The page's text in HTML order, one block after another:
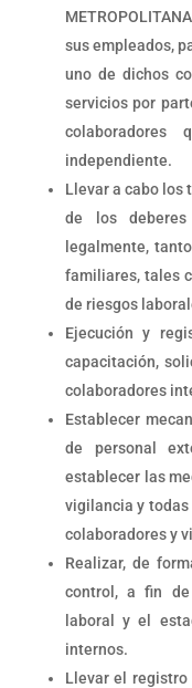
sus empleados,
uno de dichos
servicios por
colaboradores
independiente.
Llevar a cabo los
de los
legalmente,
familiares, tales
de riesgos
Ejecución y
capacitación,
colaboradores
Establecer
de personal
establecer las
vigilancia y
colaboradores y
Realizar, de
control, a fin
laboral y el
internos.
Llevar el